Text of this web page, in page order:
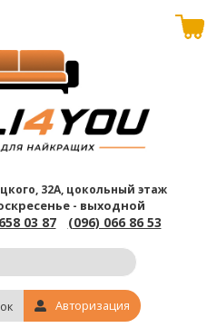
32А, цокольный этаж
- выходной
03 87 (096) 066 86 53
Авторизация
пусто